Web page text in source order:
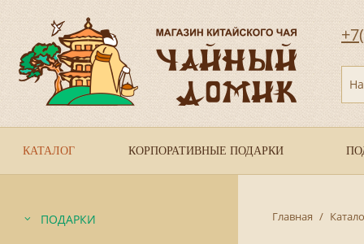
КАТАЛОГ КОРПОРАТИВНЫЕ ПОДАРКИ
ПОДАРКИ
Главная /